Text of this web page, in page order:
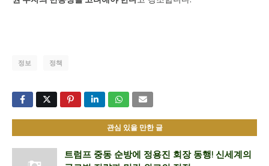
정보 정책
관심 있을 만한 글
트럼프 중동 순방에 정용진 회장 동행! 신세계의